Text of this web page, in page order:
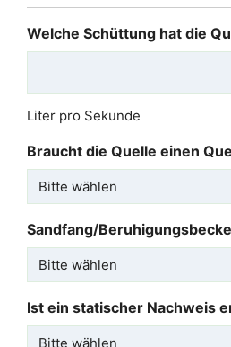
Welche Schüttung hat die
Liter pro Sekunde
Braucht die Quelle einen
Sandfang/
Ist ein statischer Nachweis